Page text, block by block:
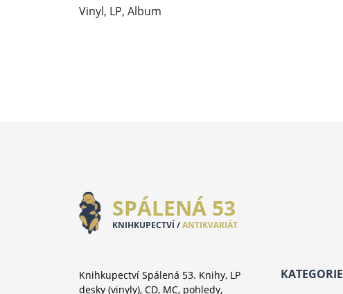
Vinyl, LP, Album
SPÁLENÁ 53
KNIHKUPECTVÍ /ANTIKVARIÁT
Knihkupectví Spálená 53. Knihy, LP
desky (vinyly), CD, MC, pohledy,
KATEGORIE